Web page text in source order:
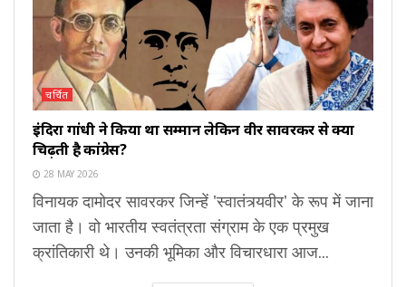
चर्चित
इंदिरा गांधी ने किया था सम्मान लेकिन वीर सावरकर से क्यों
चिढ़ती है कांग्रेस?
28 MAY 2026
विनायक दामोदर सावरकर जिन्हें 'स्वातंत्र्यवीर' के रूप में जाना
जाता है। वो भारतीय स्वतंत्रता संग्राम के एक प्रमुख
क्रांतिकारी थे। उनकी भूमिका और विचारधारा आज...